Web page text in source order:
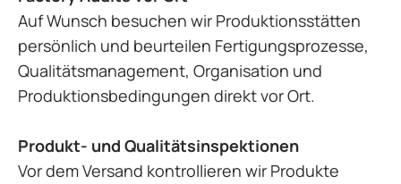
Auf Wunsch besuchen wir Produktionsstätten
persönlich und beurteilen Fertigungsprozesse,
Qualitätsmanagement, Organisation und
Produktionsbedingungen direkt vor Ort.
Produkt- und Qualitätsinspektionen
Vor dem Versand kontrollieren wir Produkte